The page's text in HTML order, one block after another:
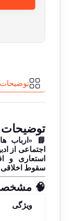
توضیحات
توضیحات
📘 «ارباب
اجتماعی از
استعاری و
سقوط
🧠
ویژگی